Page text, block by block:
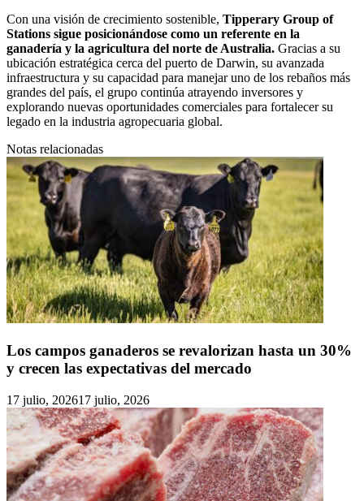
Con una visión de crecimiento sostenible, Tipperary Group of
Stations sigue posicionándose como un referente en la
ganadería y la agricultura del norte de Australia. Gracias a su
ubicación estratégica cerca del puerto de Darwin, su avanzada
infraestructura y su capacidad para manejar uno de los rebaños más
grandes del país, el grupo continúa atrayendo inversores y
explorando nuevas oportunidades comerciales para fortalecer su
legado en la industria agropecuaria global.
Notas relacionadas
Los campos ganaderos se revalorizan hasta un 30%
y crecen las expectativas del mercado
17 julio, 202617 julio, 2026